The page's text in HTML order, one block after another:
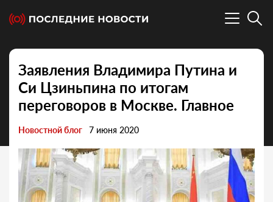
Заявления Владимира Путина и
Си Цзиньпина по итогам
переговоров в Москве. Главное
Новостной блог 7 июня 2020